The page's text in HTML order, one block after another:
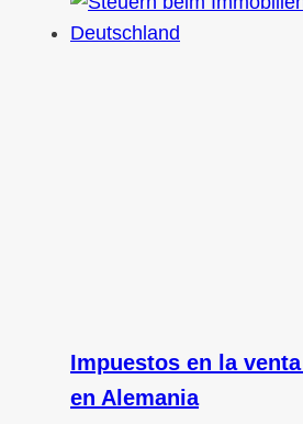
Impuestos en la
en Alemania